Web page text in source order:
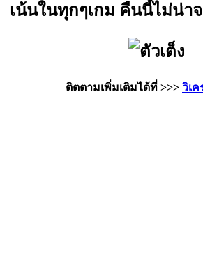
เน้นในทุกๆเกม คืนนี้ไม่น่า
ติตตามเพิ่มเติมได้ที่ >>> วิเ